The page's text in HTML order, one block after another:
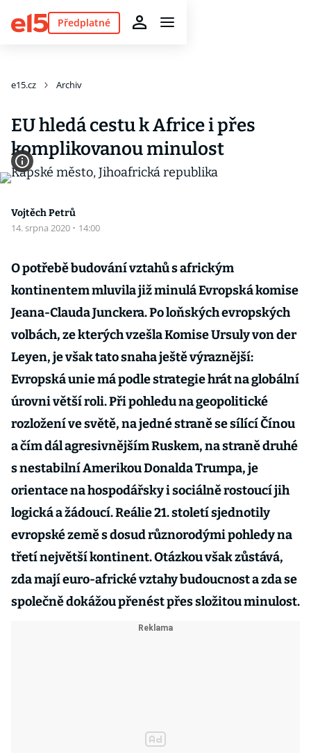
Předplatné
e15.cz Archiv
EU hledá cestu k Africe i přes
komplikovanou minulost
Vojtěch Petrů
14. srpna 2020 · 14:00
O potřebě budování vztahů s africkým
kontinentem mluvila již minulá Evropská komise
Jeana-Clauda Junckera. Po loňských evropských
volbách, ze kterých vzešla Komise Ursuly von der
Leyen, je však tato snaha ještě výraznější:
Evropská unie má podle strategie hrát na globální
úrovni větší roli. Při pohledu na geopolitické
rozložení ve světě, na jedné straně se sílící Čínou
a čím dál agresivnějším Ruskem, na straně druhé
s nestabilní Amerikou Donalda Trumpa, je
orientace na hospodářsky i sociálně rostoucí jih
logická a žádoucí. Reálie 21. století sjednotily
evropské země s dosud různorodými pohledy na
třetí největší kontinent. Otázkou však zůstává,
zda mají euro-africké vztahy budoucnost a zda se
společně dokážou přenést přes složitou minulost.